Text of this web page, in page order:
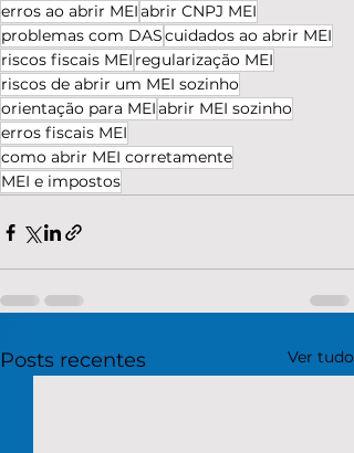
erros ao abrir MEIabrir CNPJ MEI
problemas com DAScuidados ao abrir MEI
riscos fiscais MEI regularização MEI
riscos de abrir um MEI sozinho
orientação para MEIabrir MEI sozinho
erros fiscais MEI
como abrir MEI corretamente
MEI e impostos
Posts recentes Ver tudo